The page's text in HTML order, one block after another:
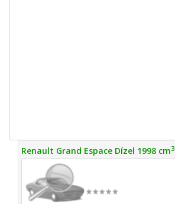
Renault Grand Espace Dízel 1998 cm3